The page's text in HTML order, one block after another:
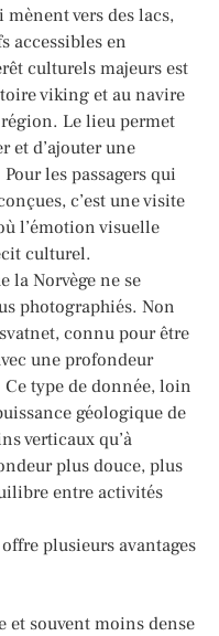
mènent vers des lacs,
accessibles en
culturels majeurs est
viking et au navire
Le lieu permet
et d’ajouter une
les passagers qui
c’est une visite
l’émotion visuelle
culturel.
la Norvège ne se
photographiés. Non
connu pour être
une profondeur
type de donnée, loin
géologique de
verticaux qu’à
plus douce, plus
entre activités
plusieurs avantages
souvent moins dense